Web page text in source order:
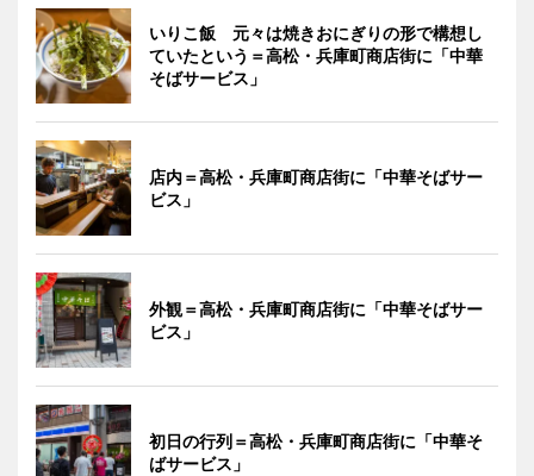
いりこ飯 元々は焼きおにぎりの形で構想し
ていたという＝高松・兵庫町商店街に「中華
そばサービス」
店内＝高松・兵庫町商店街に「中華そばサー
ビス」
外観＝高松・兵庫町商店街に「中華そばサー
ビス」
初日の行列＝高松・兵庫町商店街に「中華そ
ばサービス」